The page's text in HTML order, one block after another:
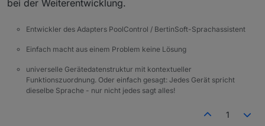
bei der Weiterentwicklung.
Entwickler des Adapters PoolControl / BertinSoft-Sprachassistent
Einfach macht aus einem Problem keine Lösung
universelle Gerätedatenstruktur mit kontextueller
Funktionszuordnung. Oder einfach gesagt: Jedes Gerät spricht
dieselbe Sprache - nur nicht jedes sagt alles!
1